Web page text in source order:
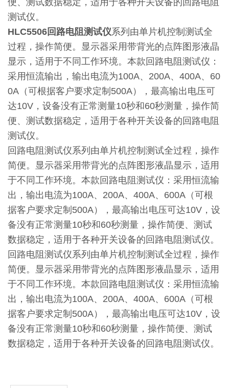
测试仪。
HLC5506回路电阻测试仪系列由单片机控制测试全
过程，操作简便。显示器采用带背光的点阵图形液晶
显示，适用于不同工作环境。本款回路电阻测试仪：
采用恒流输出，输出电流为100A、200A、400A、60
0A（可根据客户要求定制500A），最高输出电压可
达10V，设备没有正常测量10秒和60秒测量，操作简
便、测试数据稳定，适用于各种开关设备的回路电阻
测试仪。
回路电阻测试仪系列由单片机控制测试全过程，操作
简便。显示器采用带背光的点阵图形液晶显示，适用
于不同工作环境。本款回路电阻测试仪：采用恒流输
出，输出电流为100A、200A、400A、600A（可根
据客户要求定制500A），最高输出电压可达10V，设
备没有正常测量10秒和60秒测量，操作简便、测试
数据稳定，适用于各种开关设备的回路电阻测试仪。
回路电阻测试仪系列由单片机控制测试全过程，操作
简便。显示器采用带背光的点阵图形液晶显示，适用
于不同工作环境。本款回路电阻测试仪：采用恒流输
出，输出电流为100A、200A、400A、600A（可根
据客户要求定制500A），最高输出电压可达10V，设
备没有正常测量10秒和60秒测量，操作简便、测试
数据稳定，适用于各种开关设备的回路电阻测试仪。